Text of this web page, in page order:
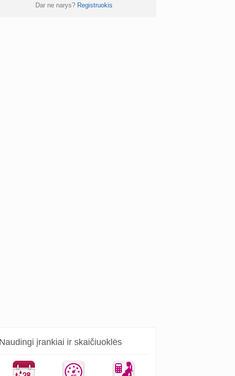
Dar ne narys? Registruokis
Naudingi įrankiai ir skaičiuoklės